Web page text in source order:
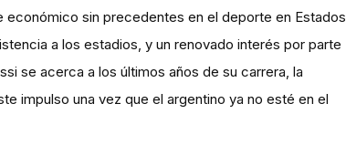
económico sin precedentes en el deporte en Estados
a los estadios, y un renovado interés por parte
se acerca a los últimos años de su carrera, la
impulso una vez que el argentino ya no esté en el